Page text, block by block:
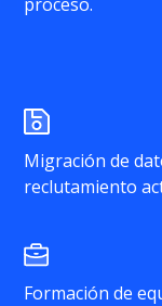
Migración de
reclutamiento
Formación de